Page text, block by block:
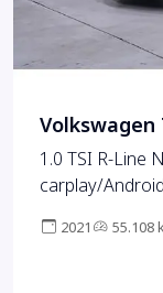
Volkswagen
1.0 TSI R-Line
carplay/
2021 55.108